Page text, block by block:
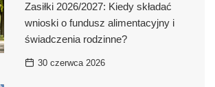
Zasiłki 2026/2027: Kiedy składać
wnioski o fundusz alimentacyjny i
świadczenia rodzinne?
30 czerwca 2026